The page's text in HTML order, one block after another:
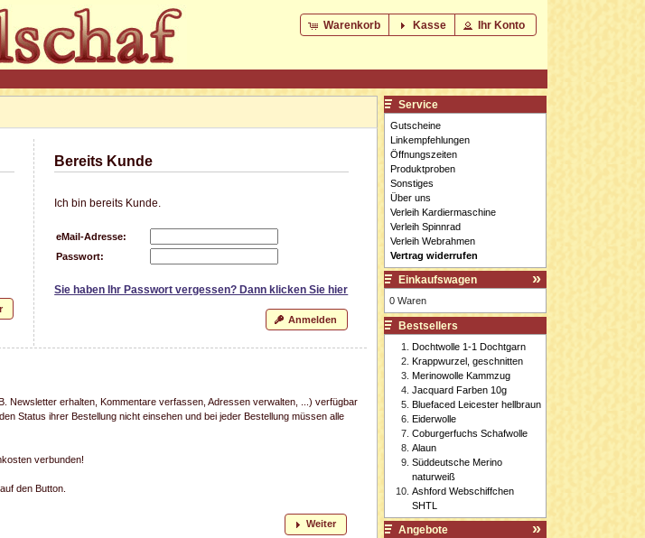
Warenkorb Kasse Ihr Konto
Bereits Kunde
Ich bin bereits Kunde.
eMail-Adresse:
Passwort:
Sie haben Ihr Passwort vergessen? Dann klicken Sie hier
Anmelden
Newsletter erhalten, Kommentare verfassen, Adressen verwalten, ...) verfügbar
Status ihrer Bestellung nicht einsehen und bei jeder Bestellung müssen alle
verbunden!
den Button.
Weiter
Service
Gutscheine
Linkempfehlungen
Öffnungszeiten
Produktproben
Sonstiges
Über uns
Verleih Kardiermaschine
Verleih Spinnrad
Verleih Webrahmen
Vertrag widerrufen
Einkaufswagen
0 Waren
Bestsellers
Dochtwolle 1-1 Dochtgarn
Krappwurzel, geschnitten
Merinowolle Kammzug
Jacquard Farben 10g
Bluefaced Leicester hellbraun
Eiderwolle
Coburgerfuchs Schafwolle
Alaun
Süddeutsche Merino
naturweiß
Ashford Webschiffchen
SHTL
Angebote